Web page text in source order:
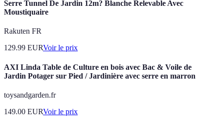
Serre Tunnel De Jardin 12m? Blanche Relevable Avec
Moustiquaire
Rakuten FR
129.99 EURVoir le prix
AXI Linda Table de Culture en bois avec Bac & Voile de
Jardin Potager sur Pied / Jardinière avec serre en marron
toysandgarden.fr
149.00 EURVoir le prix